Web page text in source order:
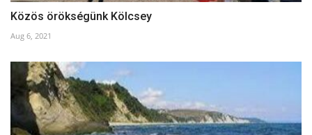
Közös örökségünk Kölcsey
Aug 6, 2021